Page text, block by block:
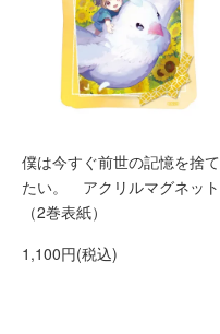
僕は今すぐ前世の記憶を捨て
たい。 アクリルマグネット
（2巻表紙）
1,100円(税込)